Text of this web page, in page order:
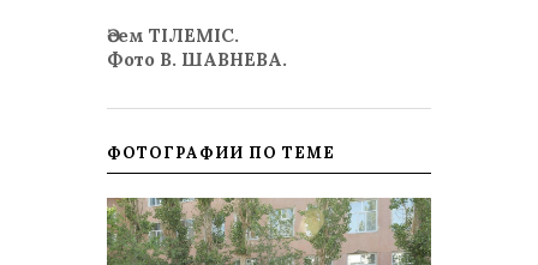
Әсем ТІЛЕМІС.
Фото В. ШАВНЕВА.
ФОТОГРАФИИ ПО ТЕМЕ